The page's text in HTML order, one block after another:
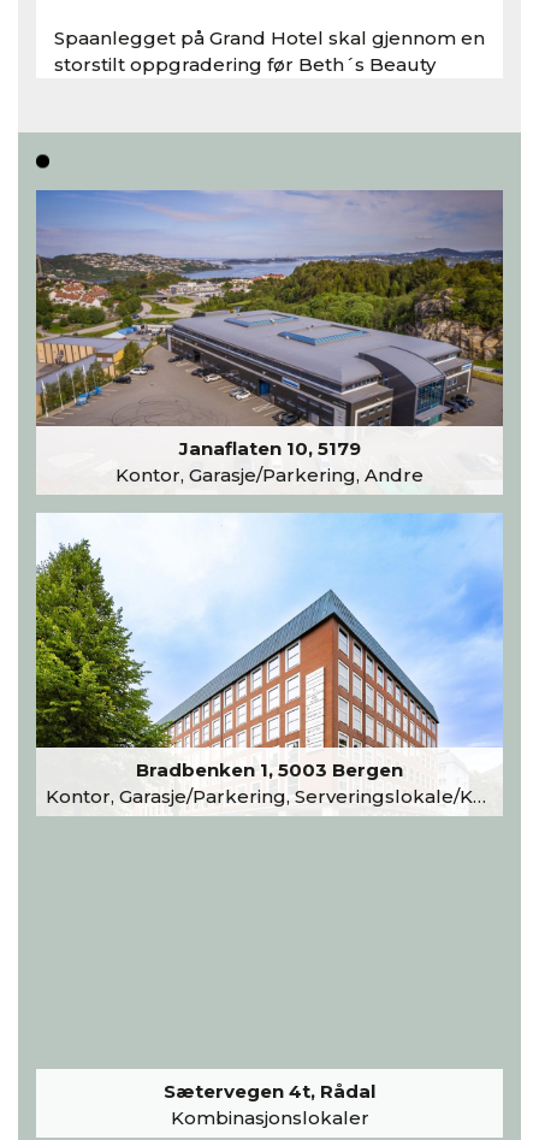
Spaanlegget på Grand Hotel skal gjennom en
storstilt oppgradering før Beth´s Beauty
Les hele artikkelen
Janaflaten 10, 5179
Kontor, Garasje/Parkering, Andre
Bradbenken 1, 5003 Bergen
Kontor, Garasje/Parkering, Serveringslokale/Kantine, Undervisning/Arrangement
Sætervegen 4t, Rådal
Kombinasjonslokaler